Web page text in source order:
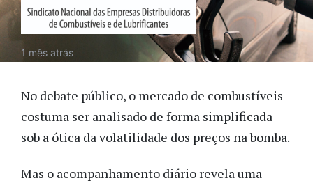
1 mês atrás
No debate público, o mercado de combustíveis
costuma ser analisado de forma simplificada
sob a ótica da volatilidade dos preços na bomba.
Mas o acompanhamento diário revela uma